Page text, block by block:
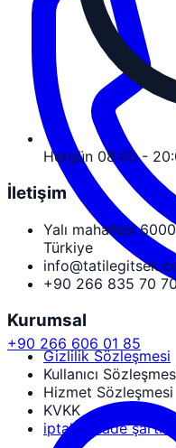
+90 266 606 01 85
Hergün 08:00 -
İletişim
Yalı mahallesi
Türkiye
+90 266 835 70
Kurumsal
Gizlilik Sözleşmesi
Kullanıcı
Hizmet Sözleşmesi
KVKK
iptal ve iade şartları